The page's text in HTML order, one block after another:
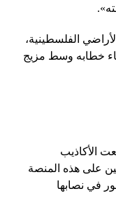
الفلسطينية،
خطابه وسط مزيج
الأكاذيب
على هذه المنصة
في نصابها